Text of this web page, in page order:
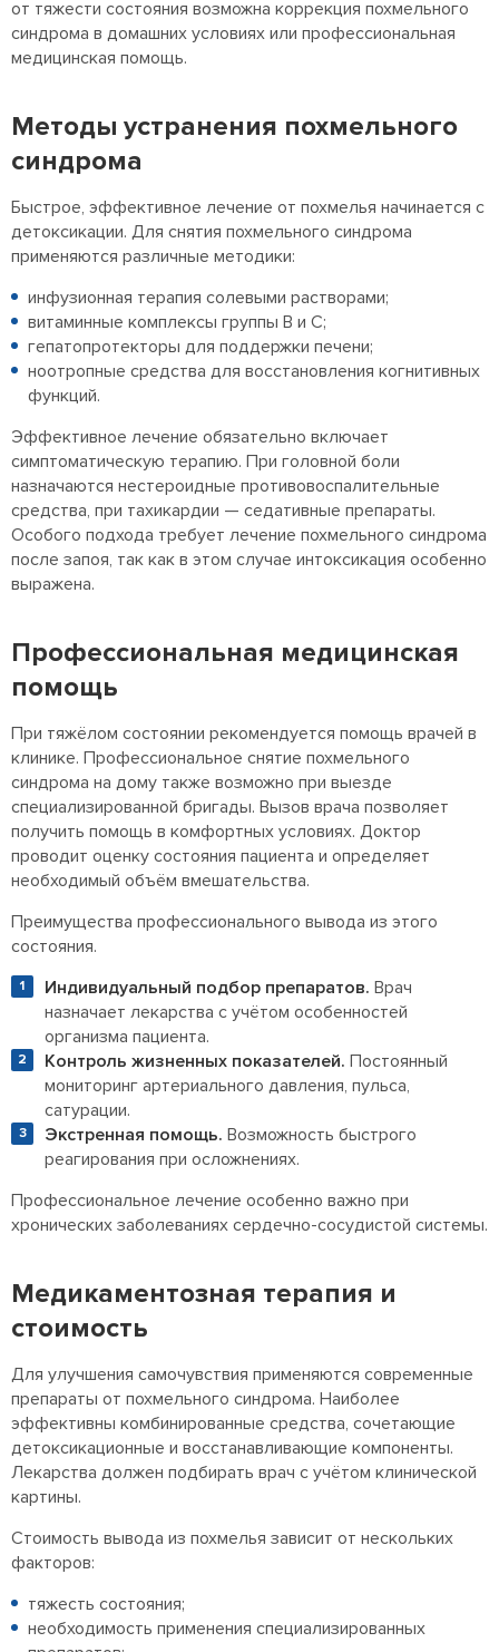
от тяжести состояния возможна коррекция похмельного
синдрома в домашних условиях или профессиональная
медицинская помощь.
Методы устранения похмельного
синдрома
Быстрое, эффективное лечение от похмелья начинается с
детоксикации. Для снятия похмельного синдрома
применяются различные методики:
инфузионная терапия солевыми растворами;
витаминные комплексы группы В и С;
гепатопротекторы для поддержки печени;
ноотропные средства для восстановления когнитивных
функций.
Эффективное лечение обязательно включает
симптоматическую терапию. При головной боли
назначаются нестероидные противовоспалительные
средства, при тахикардии — седативные препараты.
Особого подхода требует лечение похмельного синдрома
после запоя, так как в этом случае интоксикация особенно
выражена.
Профессиональная медицинская
помощь
При тяжёлом состоянии рекомендуется помощь врачей в
клинике. Профессиональное снятие похмельного
синдрома на дому также возможно при выезде
специализированной бригады. Вызов врача позволяет
получить помощь в комфортных условиях. Доктор
проводит оценку состояния пациента и определяет
необходимый объём вмешательства.
Преимущества профессионального вывода из этого
состояния.
Индивидуальный подбор препаратов. Врач
назначает лекарства с учётом особенностей
организма пациента.
Контроль жизненных показателей. Постоянный
мониторинг артериального давления, пульса,
сатурации.
Экстренная помощь. Возможность быстрого
реагирования при осложнениях.
Профессиональное лечение особенно важно при
хронических заболеваниях сердечно-сосудистой системы.
Медикаментозная терапия и
стоимость
Для улучшения самочувствия применяются современные
препараты от похмельного синдрома. Наиболее
эффективны комбинированные средства, сочетающие
детоксикационные и восстанавливающие компоненты.
Лекарства должен подбирать врач с учётом клинической
картины.
Стоимость вывода из похмелья зависит от нескольких
факторов:
тяжесть состояния;
необходимость применения специализированных